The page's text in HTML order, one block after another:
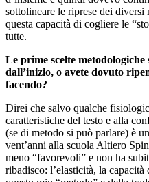
sottolineare le riprese dei
questa capacità di cogliere le
tutte.
Le prime scelte
dall’inizio, o avete dovuto
facendo?
Direi che salvo qualche
caratteristiche del testo e alla
(se di metodo si può parlare) è
vent’anni alla scuola Altiero
meno “favorevoli” e non ha
ribadisco: l’elasticità, la